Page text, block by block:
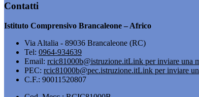
Contatti
Istituto Comprensivo Brancaleone – Africo
Via Altalia - 89036 Brancaleone (RC)
Tel: 0964-934639
Email: rcic81000b@istruzione.itLink per inviare una
PEC: rcic81000b@pec.istruzione.itLink per inviare
C.F.: 90011520807